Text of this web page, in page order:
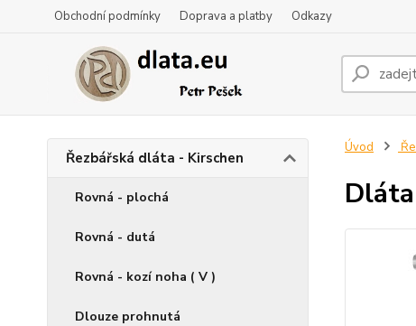
Obchodní podmínky Doprava a platby Odkazy
Řezbářská dláta - Kirschen
Rovná - plochá
Rovná - dutá
Rovná - kozí noha ( V )
Dlouze prohnutá
Úvod